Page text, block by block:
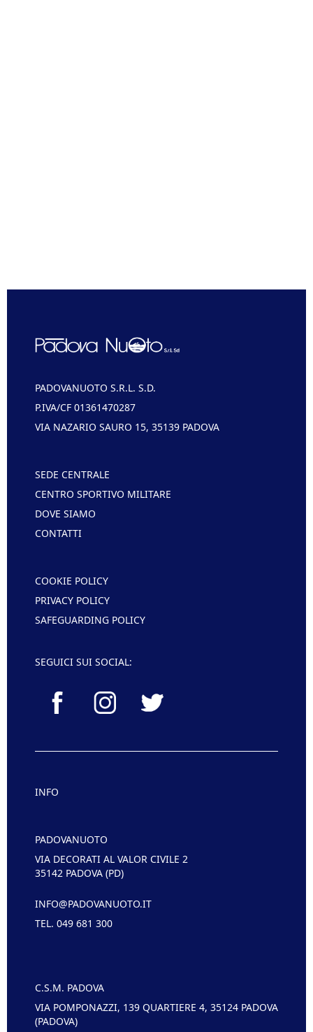
PADOVANUOTO S.R.L. S.D.
P.IVA/CF 01361470287
VIA NAZARIO SAURO 15, 35139 PADOVA
SEDE CENTRALE
CENTRO SPORTIVO MILITARE
DOVE SIAMO
CONTATTI
COOKIE POLICY
PRIVACY POLICY
SAFEGUARDING POLICY
SEGUICI SUI SOCIAL:
INFO
PADOVANUOTO
VIA DECORATI AL VALOR CIVILE 2
35142 PADOVA (PD)
INFO@PADOVANUOTO.IT
TEL. 049 681 300
C.S.M. PADOVA
VIA POMPONAZZI, 139 QUARTIERE 4, 35124 PADOVA
(PADOVA)